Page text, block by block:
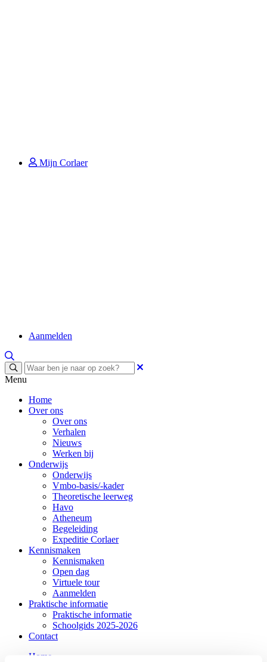
Mijn Corlaer
Aanmelden
Menu
Home
Over ons
Over ons
Verhalen
Nieuws
Werken bij
Onderwijs
Onderwijs
Vmbo-basis/-kader
Theoretische leerweg
Havo
Atheneum
Begeleiding
Expeditie Corlaer
Kennismaken
Kennismaken
Open dag
Virtuele tour
Aanmelden
Praktische informatie
Praktische informatie
Schoolgids 2025-2026
Contact
Home